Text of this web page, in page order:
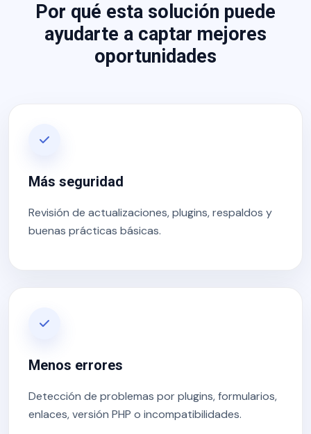
Por qué esta solución puede
ayudarte a captar mejores
oportunidades
Más seguridad
Revisión de actualizaciones, plugins, respaldos y
buenas prácticas básicas.
Menos errores
Detección de problemas por plugins, formularios,
enlaces, versión PHP o incompatibilidades.